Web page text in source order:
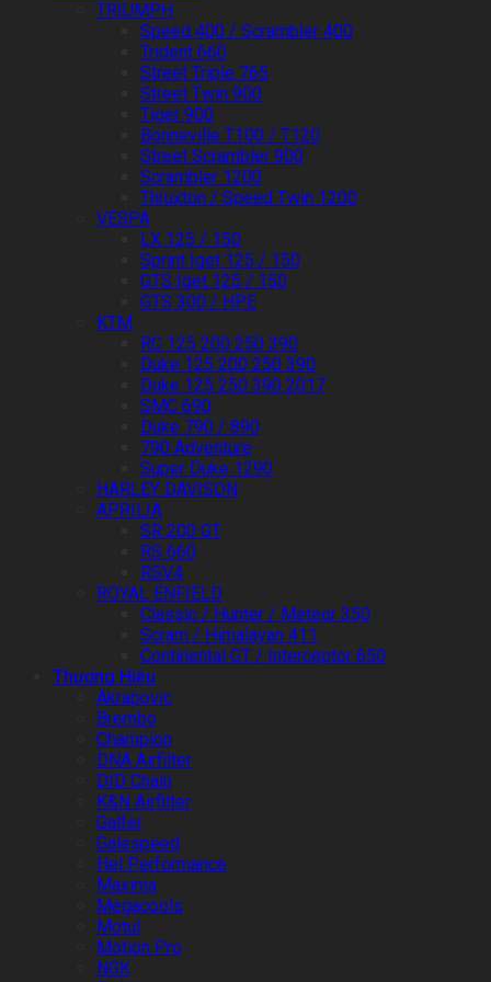
TRIUMPH
Speed 400 / Scrambler 400
Trident 660
Street Triple 765
Street Twin 900
Tiger 900
Bonneville T100 / T120
Street Scrambler 900
Scrambler 1200
Thruxton / Speed Twin 1200
VESPA
LX 125 / 150
Sprint Iget 125 / 150
GTS Iget 125 / 150
GTS 300 / HPE
KTM
RC 125 200 250 390
Duke 125 200 250 390
Duke 125 250 390 2017
SMC 690
Duke 790 / 890
790 Adventure
Super Duke 1290
HARLEY DAVISON
APRILIA
SR 200 GT
RS 660
RSV4
ROYAL ENFIELD
Classic / Hunter / Meteor 350
Scram / Himalayan 411
Continental GT / Interceptor 650
Thương Hiệu
Akrapovic
Brembo
Champion
DNA Airfilter
DID Chain
K&N Airfilter
Galfer
Galespeed
Hel Performance
Maxima
Megacools
Motul
Motion Pro
NGK